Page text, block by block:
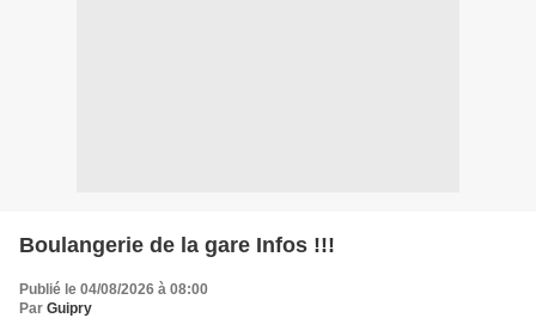
Boulangerie de la gare Infos !!!
Publié le 04/08/2026 à 08:00
Par Guipry